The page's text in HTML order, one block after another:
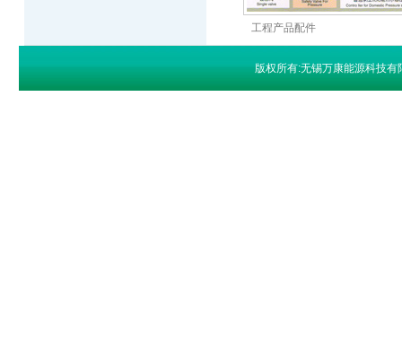
工程产品配件
版权所有:无锡万康能源科技